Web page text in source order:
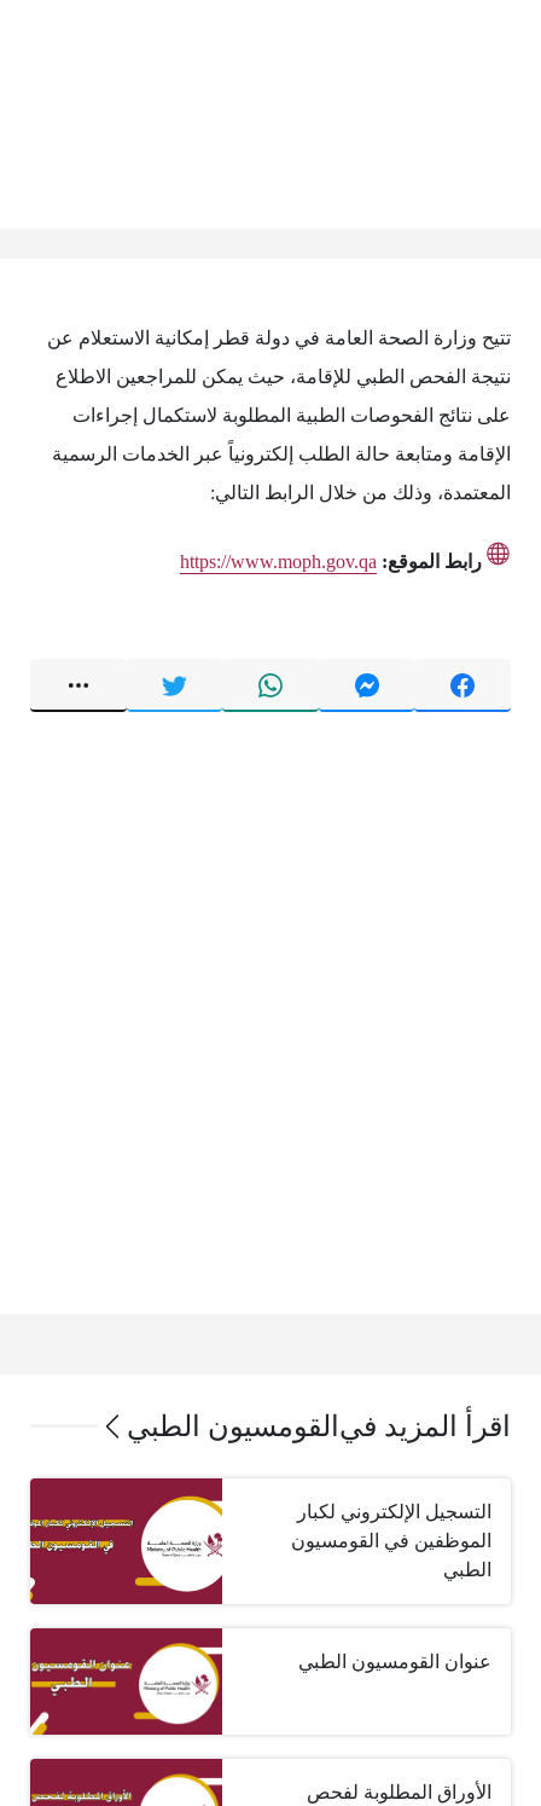
تتيح وزارة الصحة العامة في دولة قطر إمكانية الاستعلام عن
نتيجة الفحص الطبي للإقامة، حيث يمكن للمراجعين الاطلاع
على نتائج الفحوصات الطبية المطلوبة لاستكمال إجراءات
الإقامة ومتابعة حالة الطلب إلكترونياً عبر الخدمات الرسمية
المعتمدة، وذلك من خلال الرابط التالي:
رابط الموقع: https://www.moph.gov.qa
اقرأ المزيد في القومسيون الطبي
التسجيل الإلكتروني لكبار
الموظفين في القومسيون
الطبي
عنوان القومسيون الطبي
الأوراق المطلوبة لفحص